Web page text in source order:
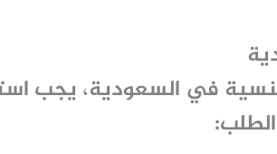
في السعودية، يجب